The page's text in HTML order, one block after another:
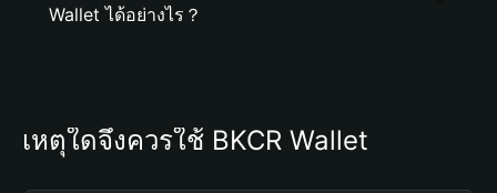
Wallet ได้อย่างไร？
เหตุใดจึงควรใช้ BKCR Wallet